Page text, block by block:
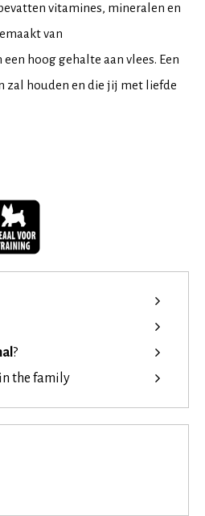
vitamines, mineralen en
van
hoog gehalte aan vlees. Een
zal houden en die jij met liefde
?
the family